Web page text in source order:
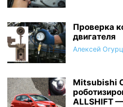
Проверка
двигателя
Алексей
Mitsubishi
ALLSHIFT